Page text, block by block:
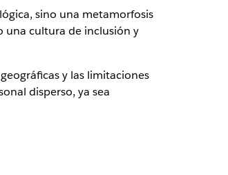
sino una metamorfosis
una cultura de inclusión y
y las limitaciones
disperso, ya sea